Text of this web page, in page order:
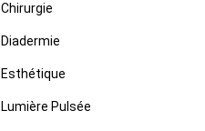
Chirurgie
Diadermie
Esthétique
Lumière Pulsée